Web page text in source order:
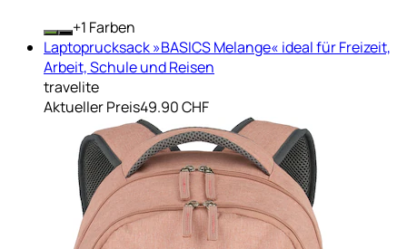
+ Farben
Laptoprucksack »BASICS Melange« ideal für Freizeit,
Arbeit, Schule und Reisen
travelite
Aktueller Preis49.90 CHF